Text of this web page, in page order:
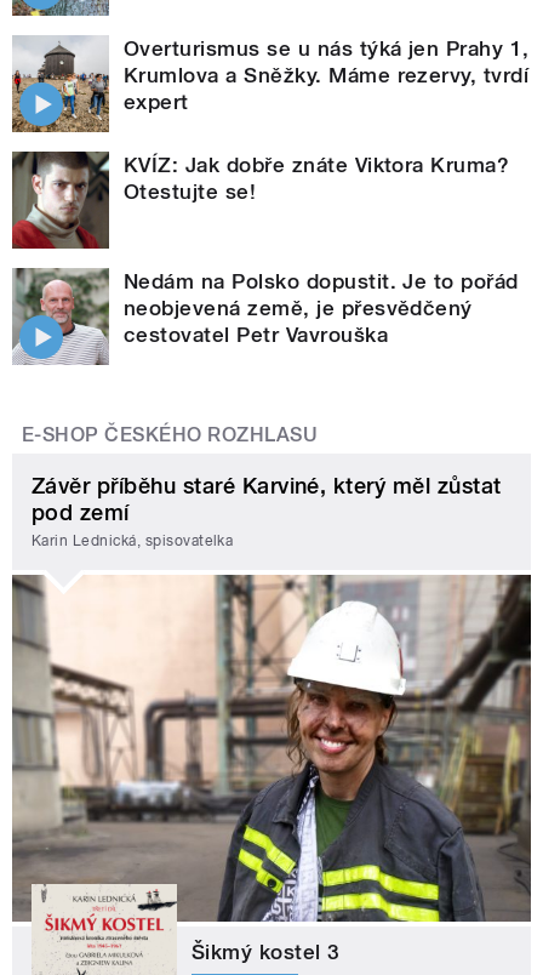
Overturismus se u nás týká jen Prahy 1,
Krumlova a Sněžky. Máme rezervy, tvrdí
expert
KVÍZ: Jak dobře znáte Viktora Kruma?
Otestujte se!
Nedám na Polsko dopustit. Je to pořád
neobjevená země, je přesvědčený
cestovatel Petr Vavrouška
E-SHOP ČESKÉHO ROZHLASU
Závěr příběhu staré Karviné, který měl zůstat
pod zemí
Karin Lednická, spisovatelka
Šikmý kostel 3